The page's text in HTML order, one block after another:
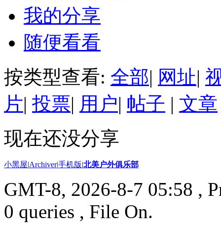
我的分享
随便看看
按类型查看: 全部| 网址|
片| 投票| 用户| 帖子 | 文章
现在还没分享
小黑屋|Archiver|手机版|北美户外俱乐部
GMT-8, 2026-8-7 05:58 ,
0 queries , File On.